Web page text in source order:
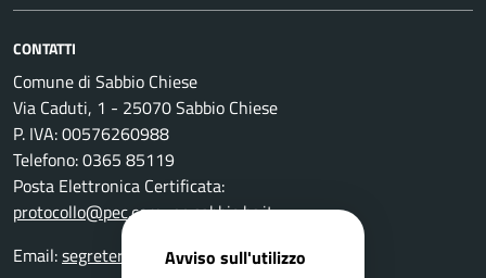
CONTATTI
Comune di Sabbio Chiese
Via Caduti, 1 - 25070 Sabbio Chiese
P. IVA: 00576260988
Telefono: 0365 85119
Posta Elettronica Certificata:
protocollo@pec.comune.sabbio.bs.it
Email:segreteria@comune.sabbio.bs.it
Avviso sull'utilizzo